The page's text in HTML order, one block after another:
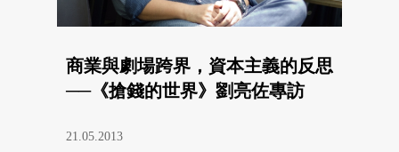
商業與劇場跨界，資本主義的反思
──《搶錢的世界》劉亮佐專訪
21.05.2013